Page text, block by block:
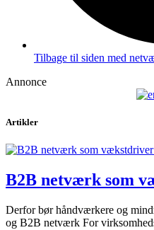
Tilbage til siden med
Annonce
Artikler
B2B netværk som
Derfor bør håndværkere og
og B2B netværk For